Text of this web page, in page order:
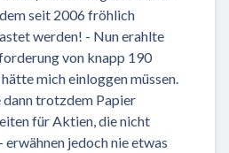
seit 2006 fröhlich
werden! - Nun erahlte
von knapp 190
mich einloggen müssen.
dann trotzdem Papier
für Aktien, die nicht
jedoch nie etwas